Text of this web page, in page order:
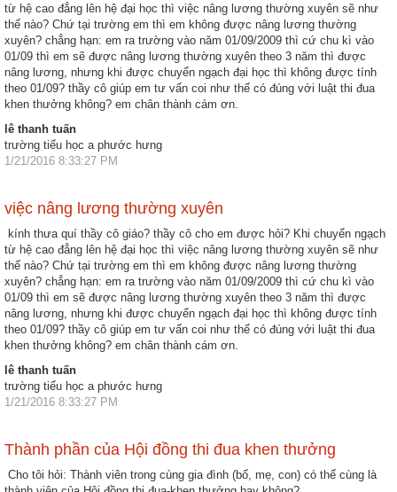
từ hệ cao đẳng lên hệ đại học thì việc nâng lương thường xuyên sẽ như
thế nào? Chứ tại trường em thì em không được nâng lương thường
xuyên? chẳng hạn: em ra trường vào năm 01/09/2009 thì cứ chu kì vào
01/09 thì em sẽ được nâng lương thường xuyên theo 3 năm thì được
nâng lương, nhưng khi được chuyển ngạch đại học thì không được tính
theo 01/09? thầy cô giúp em tư vấn coi như thế có đúng với luật thi đua
khen thưởng không? em chân thành cám ơn.
lê thanh tuấn
trường tiểu học a phước hưng
1/21/2016 8:33:27 PM
việc nâng lương thường xuyên
kính thưa quí thầy cô giáo? thầy cô cho em được hỏi? Khi chuyển ngạch
từ hệ cao đẳng lên hệ đại học thì việc nâng lương thường xuyên sẽ như
thế nào? Chứ tại trường em thì em không được nâng lương thường
xuyên? chẳng hạn: em ra trường vào năm 01/09/2009 thì cứ chu kì vào
01/09 thì em sẽ được nâng lương thường xuyên theo 3 năm thì được
nâng lương, nhưng khi được chuyển ngạch đại học thì không được tính
theo 01/09? thầy cô giúp em tư vấn coi như thế có đúng với luật thi đua
khen thưởng không? em chân thành cám ơn.
lê thanh tuấn
trường tiểu học a phước hưng
1/21/2016 8:33:27 PM
Thành phần của Hội đồng thi đua khen thưởng
Cho tôi hỏi: Thành viên trong cùng gia đình (bố, mẹ, con) có thể cùng là